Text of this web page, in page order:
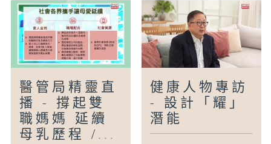
醫管局精靈直
播 - 撐起雙
職媽媽 延續
母乳歷程 /...
健康人物專訪
- 設計「耀」
潛能